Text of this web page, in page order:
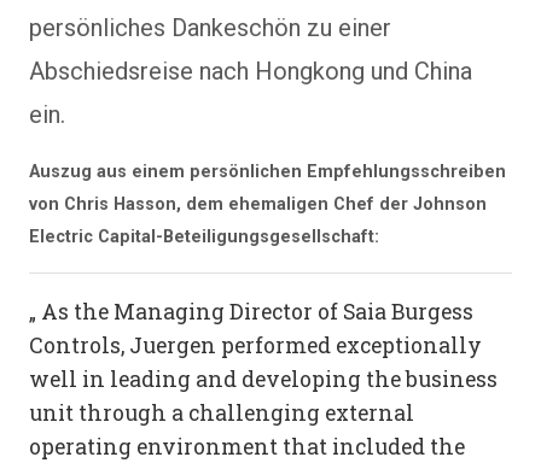
persönliches Dankeschön zu einer
Abschiedsreise nach Hongkong und China
ein.
Auszug aus einem persönlichen Empfehlungsschreiben
von Chris Hasson, dem ehemaligen Chef der Johnson
Electric Capital-Beteiligungsgesellschaft:
„ As the Managing Director of Saia Burgess
Controls, Juergen performed exceptionally
well in leading and developing the business
unit through a challenging external
operating environment that included the